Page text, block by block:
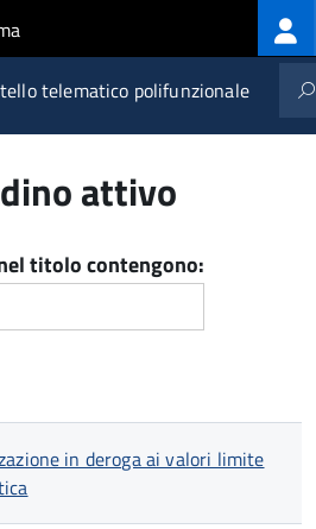
principale
telematico polifunzionale
attivo
titolo contengono:
in deroga ai valori limite